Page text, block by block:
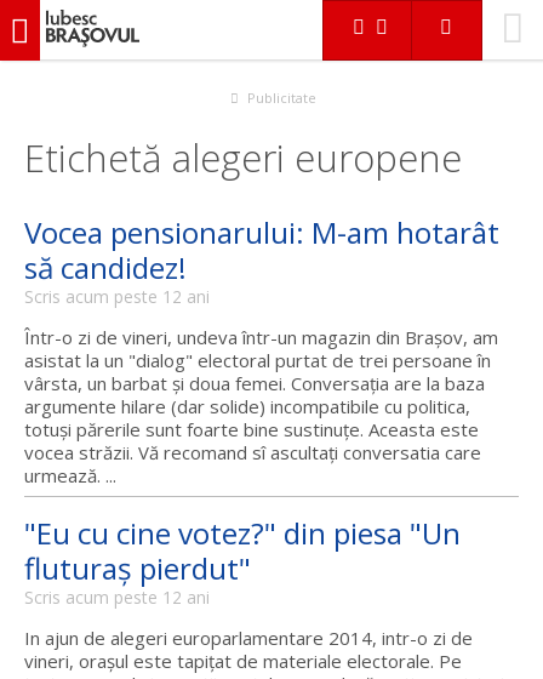
iubescbraşovul.ro
Publicitate
Etichetă alegeri europene
Vocea pensionarului: M-am hotarât
să candidez!
Scris acum peste 12 ani
Într-o zi de vineri, undeva într-un magazin din Braşov, am
asistat la un "dialog" electoral purtat de trei persoane în
vârsta, un barbat şi doua femei. Conversaţia are la baza
argumente hilare (dar solide) incompatibile cu politica,
totuşi părerile sunt foarte bine sustinuţe. Aceasta este
vocea străzii. Vă recomand sî ascultaţi conversatia care
urmează. ...
"Eu cu cine votez?" din piesa "Un
fluturaş pierdut"
Scris acum peste 12 ani
In ajun de alegeri europarlamentare 2014, intr-o zi de
vineri, oraşul este tapiţat de materiale electorale. Pe